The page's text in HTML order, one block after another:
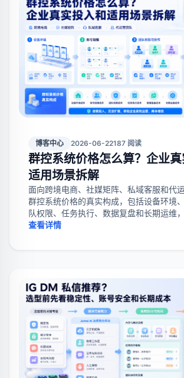
博客中心 2026-06-22187 阅读
群控系统价格怎么算？企业真
适用场景拆解
面向跨境电商、社媒矩阵、私域客服和代
群控系统价格的真实构成，包括设备环境
队权限、任务执行、数据复盘和长期运维
该不该上系统。
查看详情